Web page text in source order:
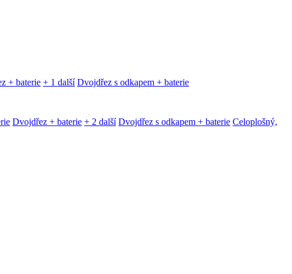
+ baterie + 1 další Dvojdřez s odkapem + baterie
Dvojdřez + baterie + 2 další Dvojdřez s odkapem + baterie Celoplošný,